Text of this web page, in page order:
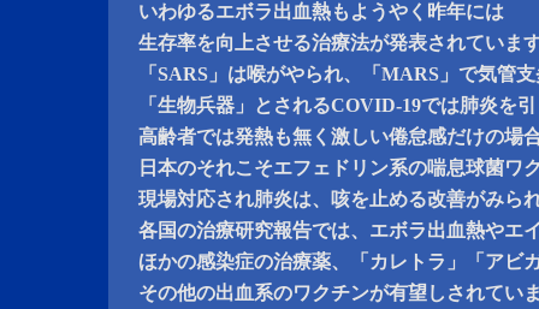
いわゆるエボラ出血熱もようやく昨年には
生存率を向上させる治療法が発表されていま
「SARS」は喉がやられ、「MARS」で気管
「生物兵器」とされるCOVID-19では肺炎を
高齢者では発熱も無く激しい倦怠感だけの場
日本のそれこそエフェドリン系の喘息球菌ワ
現場対応され肺炎は、咳を止める改善がみら
各国の治療研究報告では、エボラ出血熱やエ
ほかの感染症の治療薬、「カレトラ」「アビ
その他の出血系のワクチンが有望しされてい